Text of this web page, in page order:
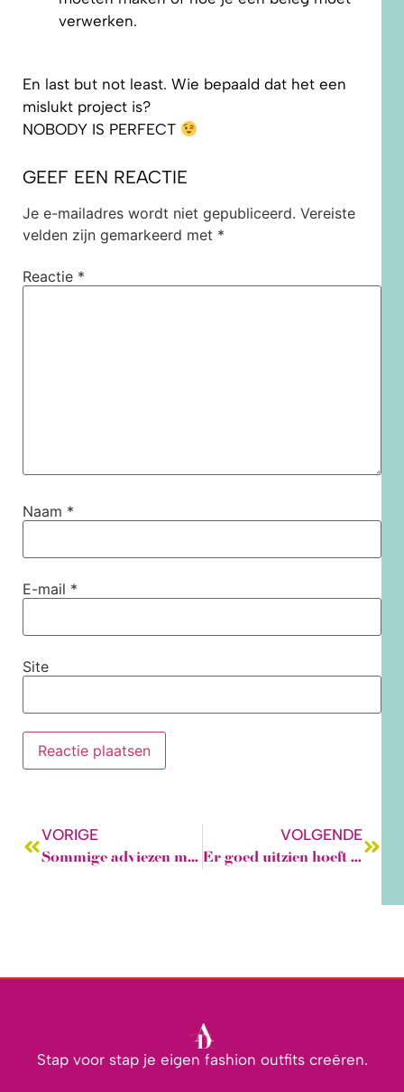
verwerken.
En last but not least. Wie bepaald dat het een
mislukt project is?
NOBODY IS PERFECT
GEEF EEN REACTIE
Je e-mailadres wordt niet gepubliceerd. Vereiste
velden zijn gemarkeerd met *
Reactie *
Naam *
E-mail *
Site
VORIGE
Sommige adviezen mag je ook negeren
VOLGENDE
Er goed uitzien hoeft niet moeilijk te zijn!
Stap voor stap je eigen fashion outfits creëren.